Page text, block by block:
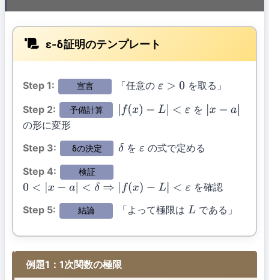
ε-δ証明のテンプレート
Step 1: 宣言 「任意の ε>0
を取る」
Step 2:
予備計算 f(x)− L|<ε を x−a|
の形に変形
Step 3:
δの決定 δを εの式で定める
Step 4:
検証
0 <|x −a |< δ⇒ f( x) −L| ε
を確認
Step 5:
結論 「よって極限は L である」
例題1：1次関数の極限